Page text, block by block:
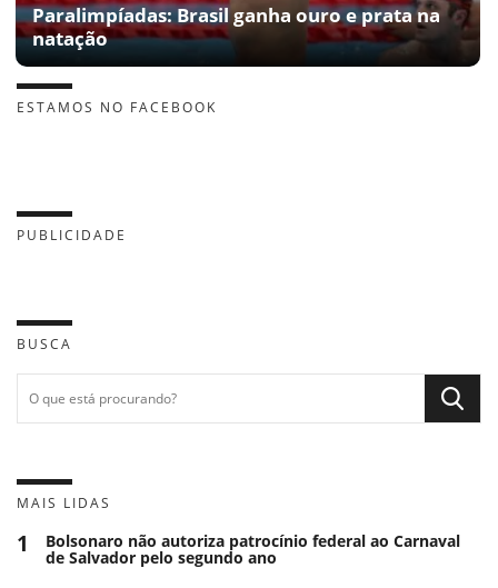
Paralimpíadas: Brasil ganha ouro e prata na
natação
ESTAMOS NO FACEBOOK
PUBLICIDADE
BUSCA
MAIS LIDAS
1 Bolsonaro não autoriza patrocínio federal ao Carnaval
de Salvador pelo segundo ano